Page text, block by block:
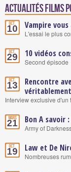
Actualités Films
Oct.
10 Vampire
L'essai le plus
Oct.
29 10 vidéos
Second épisode
Oct.
13
Rencontre
Interview exclusive
Mars
21 Bon A savoir
Army of
Oct.
19 Law et De
Nombreuses